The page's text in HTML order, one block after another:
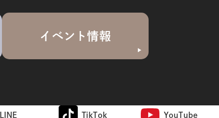
イベント情報
TikTok YouTube